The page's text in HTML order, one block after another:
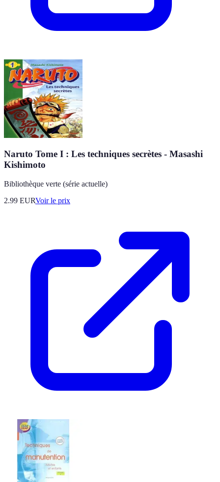
Naruto Tome I : Les techniques secrètes - Masashi
Kishimoto
Bibliothèque verte (série actuelle)
2.99 EURVoir le prix